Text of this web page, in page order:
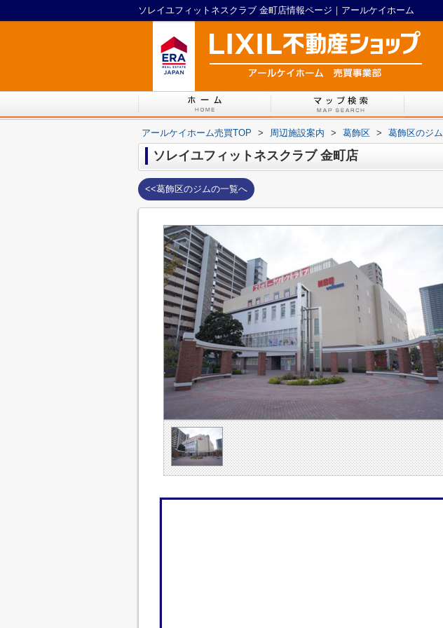
ソレイユフィットネスクラブ 金町店情報ページ｜アールケイホーム
アールケイホーム売買TOP > 周辺施設案内 > 葛飾区 > 葛飾区のジム
ソレイユフィットネスクラブ 金町店
<<葛飾区のジムの一覧へ